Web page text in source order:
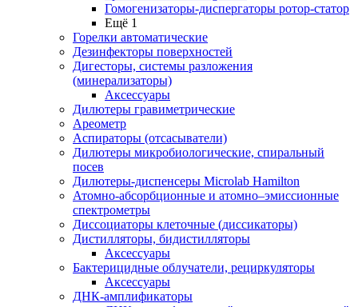
Гомогенизаторы-диспергаторы ротор-статор
Ещё 1
Горелки автоматические
Дезинфекторы поверхностей
Дигесторы, системы разложения
(минерализаторы)
Аксессуары
Дилютеры гравиметрические
Ареометр
Аспираторы (отсасыватели)
Дилютеры микробиологические, спиральный
посев
Дилютеры-диспенсеры Microlab Hamilton
Атомно-абсорбционные и атомно–эмиссионные
спектрометры
Диссоциаторы клеточные (диссикаторы)
Дистилляторы, бидистилляторы
Аксессуары
Бактерицидные облучатели, рециркуляторы
Аксессуары
ДНК-амплификаторы